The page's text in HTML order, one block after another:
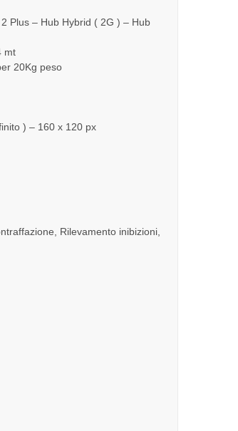
Plus – Hub Hybrid ( 2G ) – Hub
mt
20Kg peso
) – 160 x 120 px
Rilevamento inibizioni,